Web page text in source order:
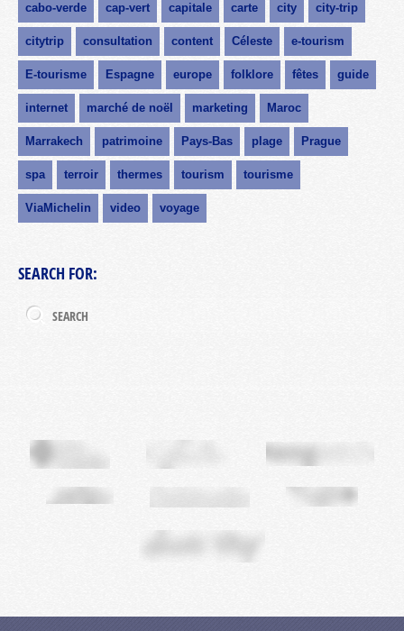
cabo-verde cap-vert capitale carte city city-trip
citytrip consultation content Céleste e-tourism
E-tourisme Espagne europe folklore fêtes guide
internet marché de noël marketing Maroc
Marrakech patrimoine Pays-Bas plage Prague
spa terroir thermes tourism tourisme
ViaMichelin video voyage
SEARCH FOR: